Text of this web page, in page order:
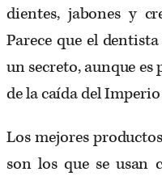
dientes, jabones y
Parece que el
un secreto, aunque es
de la caída del
Los mejores
son los que se usan